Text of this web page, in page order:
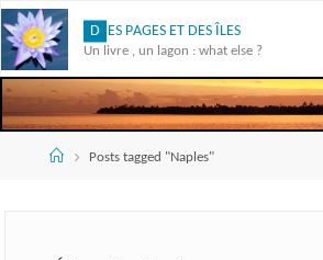
Skip
to
content
D ES PAGES ET DES ÎLES
Un livre , un lagon : what else ?
AccueilPosts tagged "Naples"